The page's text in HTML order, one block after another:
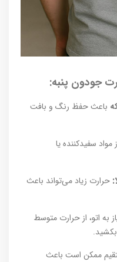
جودون پنبه:
باعث حفظ رنگ و بافت
مواد سفیدکننده یا
حرارت زیاد می‌تواند باعث
به اتو، از حرارت متوسط
ممکن است باعث